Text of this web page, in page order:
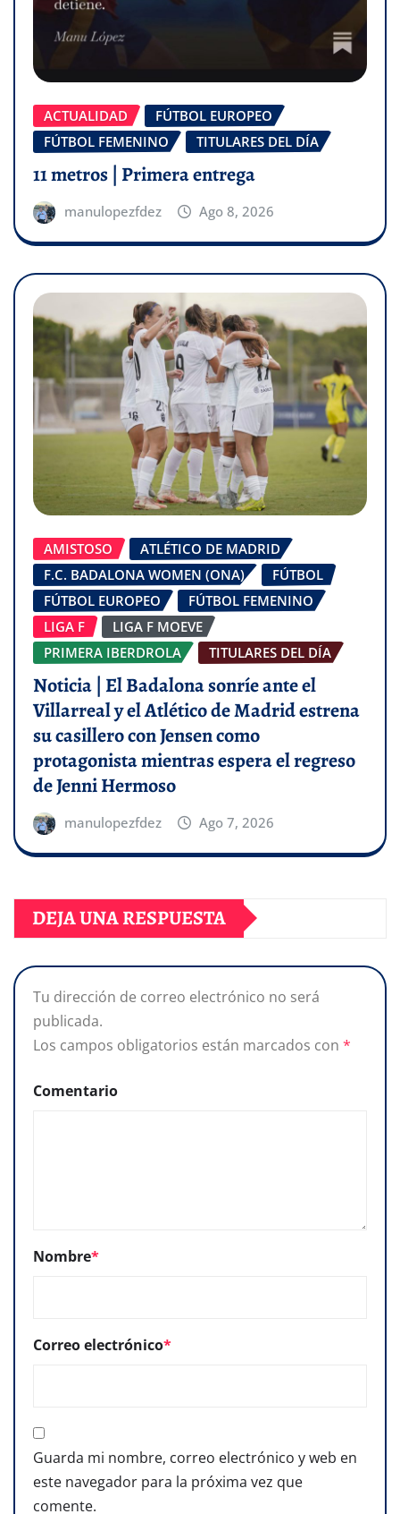
ACTUALIDAD
FÚTBOL EUROPEO
FÚTBOL FEMENINO
TITULARES DEL DÍA
11 metros | Primera entrega
manulopezfdez Ago 8, 2026
AMISTOSO
ATLÉTICO DE MADRID
F.C. BADALONA WOMEN (ONA)
FÚTBOL
FÚTBOL EUROPEO
FÚTBOL FEMENINO
LIGA F
LIGA F MOEVE
PRIMERA IBERDROLA
TITULARES DEL DÍA
Noticia | El Badalona sonríe ante el
Villarreal y el Atlético de Madrid estrena
su casillero con Jensen como
protagonista mientras espera el regreso
de Jenni Hermoso
manulopezfdez Ago 7, 2026
DEJA UNA RESPUESTA
Tu dirección de correo electrónico no será
publicada.
Los campos obligatorios están marcados con *
Comentario
Nombre*
Correo electrónico*
Guarda mi nombre, correo electrónico y web en
este navegador para la próxima vez que
comente.